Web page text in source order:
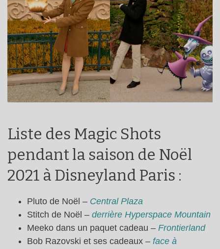
Liste des Magic Shots
pendant la saison de Noël
2021 à Disneyland Paris :
Pluto de Noël – Central Plaza
Stitch de Noël – derrière Hyperspace Mountain
Meeko dans un paquet cadeau – Frontierland
Bob Razovski et ses cadeaux – face à